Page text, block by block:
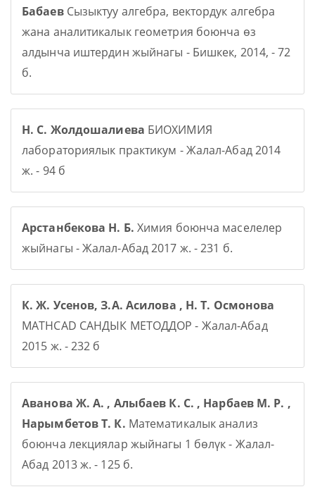
БабаевСызыктуу алгебра, вектордук алгебра
жана аналитикалык геометрия боюнча өз
алдынча иштердин жыйнагы - Бишкек, 2014, - 72
б.
Н. С. Жолдошалиева БИОХИМИЯ
лабораториялык практикум - Жалал-Абад 2014
ж. - 94 б
Арстанбекова Н. Б. Химия боюнча маселелер
жыйнагы - Жалал-Абад 2017 ж. - 231 б.
К. Ж. Усенов, З.А. Асилова , Н. Т. Осмонова
MATHCAD САНДЫК МЕТОДДОР - Жалал-Абад
2015 ж. - 232 б
Аванова Ж. А. , Алыбаев К. С. , Нарбаев М. Р. ,
Нарымбетов Т. К. Математикалык анализ
боюнча лекциялар жыйнагы 1 бөлүк - Жалал-
Абад 2013 ж. - 125 б.